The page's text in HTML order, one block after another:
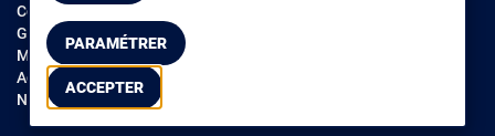
PARAMÉTRER
ACCEPTER
Cookies
Gérer mes cookies
Mentions légales
Accessibilité : non conforme
Notice d'accessibilité